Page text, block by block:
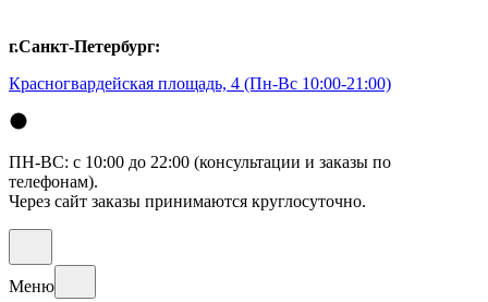
г.Санкт-Петербург:
Красногвардейская площадь, 4 (Пн-Вс 10:00-21:00)
ПН-ВС: с 10:00 до 22:00 (консультации и заказы по
телефонам).
Через сайт заказы принимаются круглосуточно.
Меню